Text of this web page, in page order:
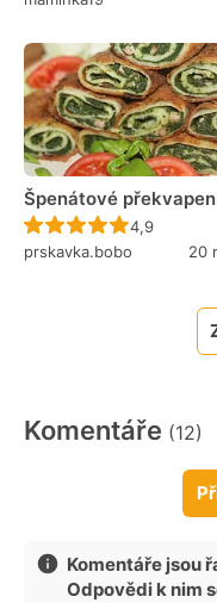
Špenátové
Recept
4,9
prskavka.bobo
20
Komentáře (12)
Komentáře jsou
Odpovědi k nim